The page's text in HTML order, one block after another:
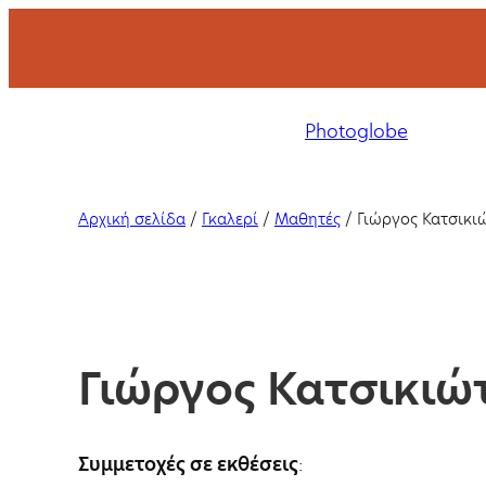
περιεχόμενο
Photoglobe
φωτογραφίας
σεμινάρια
online.
Αρχική σελίδα / Γκαλερί / Μαθητές / Γιώργος
Γιώργος
Συμμετοχές σε εκθέσεις: